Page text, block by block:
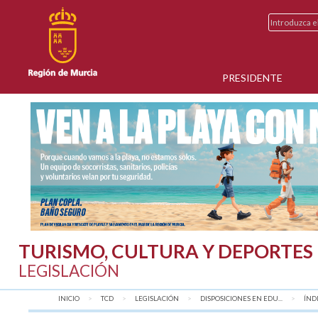
PRESIDENTE
TURISMO, CULTURA Y DEPORTES
LEGISLACIÓN
INICIO TCD LEGISLACIÓN DISPOSICIONES EN EDU...